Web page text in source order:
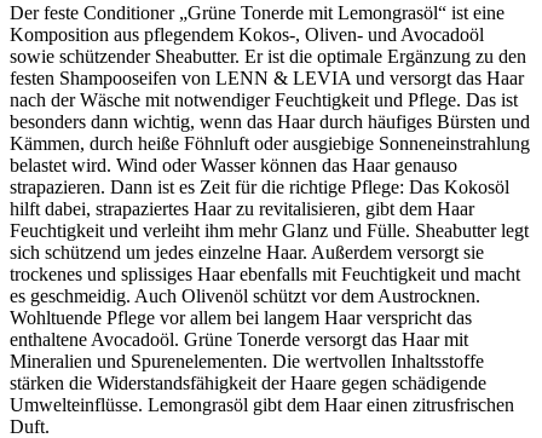
Der feste Conditioner „Grüne Tonerde mit Lemongrasöl“ ist eine
Komposition aus pflegendem Kokos-, Oliven- und Avocadoöl
sowie schützender Sheabutter. Er ist die optimale Ergänzung zu den
festen Shampooseifen von LENN & LEVIA und versorgt das Haar
nach der Wäsche mit notwendiger Feuchtigkeit und Pflege. Das ist
besonders dann wichtig, wenn das Haar durch häufiges Bürsten und
Kämmen, durch heiße Föhnluft oder ausgiebige Sonneneinstrahlung
belastet wird. Wind oder Wasser können das Haar genauso
strapazieren. Dann ist es Zeit für die richtige Pflege: Das Kokosöl
hilft dabei, strapaziertes Haar zu revitalisieren, gibt dem Haar
Feuchtigkeit und verleiht ihm mehr Glanz und Fülle. Sheabutter legt
sich schützend um jedes einzelne Haar. Außerdem versorgt sie
trockenes und splissiges Haar ebenfalls mit Feuchtigkeit und macht
es geschmeidig. Auch Olivenöl schützt vor dem Austrocknen.
Wohltuende Pflege vor allem bei langem Haar verspricht das
enthaltene Avocadoöl. Grüne Tonerde versorgt das Haar mit
Mineralien und Spurenelementen. Die wertvollen Inhaltsstoffe
stärken die Widerstandsfähigkeit der Haare gegen schädigende
Umwelteinflüsse. Lemongrasöl gibt dem Haar einen zitrusfrischen
Duft.